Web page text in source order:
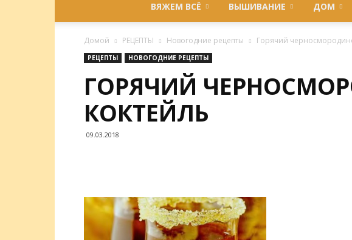
ВЯЖЕМ ВСЁ ВЫШИВАНИЕ ДОМ
Домой РЕЦЕПТЫ Новогодние рецепты Горячий
РЕЦЕПТЫ НОВОГОДНИЕ РЕЦЕПТЫ
ГОРЯЧИЙ
КОКТЕЙЛЬ
09.03.2018